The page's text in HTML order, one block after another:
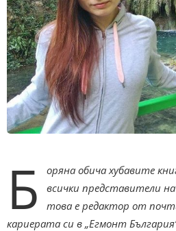
Б
оряна обича хубавите
всички представители
това е редактор от
кариерата си в „Егмонт